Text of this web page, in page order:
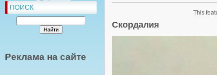
ПОИСК
Реклама на сайте
Скордалия
This